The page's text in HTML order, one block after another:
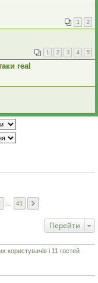
1 2
1 2 3 4 5
real
41
Перейти
і 11 гостей